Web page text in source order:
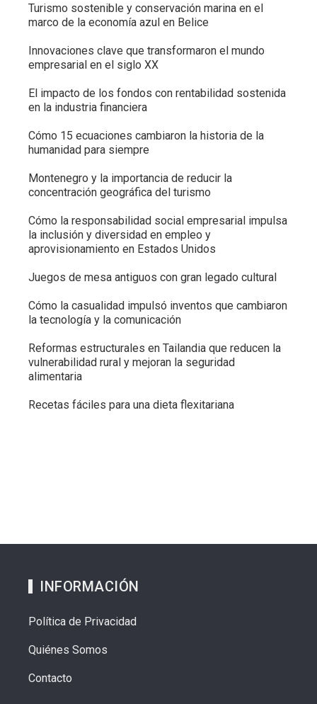
Turismo sostenible y conservación marina en el
marco de la economía azul en Belice
Innovaciones clave que transformaron el mundo
empresarial en el siglo XX
El impacto de los fondos con rentabilidad sostenida
en la industria financiera
Cómo 15 ecuaciones cambiaron la historia de la
humanidad para siempre
Montenegro y la importancia de reducir la
concentración geográfica del turismo
Cómo la responsabilidad social empresarial impulsa
la inclusión y diversidad en empleo y
aprovisionamiento en Estados Unidos
Juegos de mesa antiguos con gran legado cultural
Cómo la casualidad impulsó inventos que cambiaron
la tecnología y la comunicación
Reformas estructurales en Tailandia que reducen la
vulnerabilidad rural y mejoran la seguridad
alimentaria
Recetas fáciles para una dieta flexitariana
INFORMACIÓN
Política de Privacidad
Quiénes Somos
Contacto